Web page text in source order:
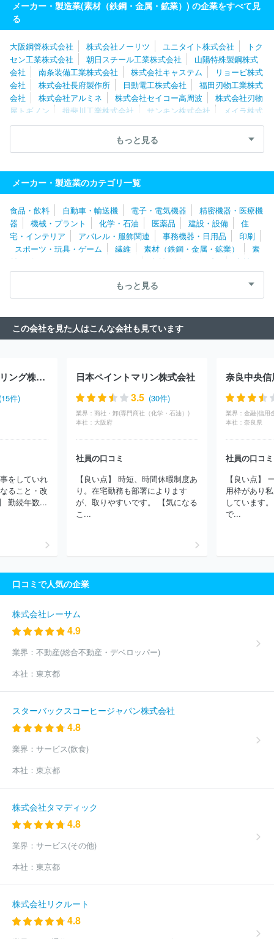
メーカー・製造業(素材（鉄鋼・金属・鉱業）) の企業をすべて見
る
大阪鋼管株式会社 株式会社ノーリツ ユニタイト株式会社
トク
セン工業株式会社
朝日スチール工業株式会社
山陽特殊製鋼株式
会社
南条装備工業株式会社 株式会社キャステム
リョービ株式
会社
株式会社長府製作所 日動電工株式会社
福田刃物工業株式
会社
株式会社アルミネ 株式会社セイコー高周波
株式会社刃物
屋トギノン
揖斐川工業株式会社 サンキン株式会社
メイラ株式
会社
株式会社東研サーモテック イソガイ株式会社
株式会社フ
近藤総業株式会社
株式会社アーレス
ティ
社
株式会社正英製作所 株式会社青山製作所
ツキオカフィルム
製薬株式会社
テック・ワーク株式会社
金属工業株式会社
株式会社ＰＩＬＬＡＲ リンナイ株式会社
兼
房株式会社
大洋製器工業株式会社 大同特殊鋼株式会社
株式会
社ロブテックス
小松ウオール工業株式会社 株式会社パロマ
愛
知製鋼株式会社
メークス株式会社 日本原燃株式会社
株式会社
日本冶金工業株式会社
ＥＸ
不二サッシ株式会社 株式会社ＵＡＣＪ
富士電工株式会
社
日栄インテック株式会社 三和シヤッター工業株式会社
ラサイエンス株式会社
大日製罐株式会社
日本高周波鋼業株式会
社
コスモ工機株式会社 文化シヤッター株式会社
三菱製鋼株式
会社
ＮＯＫ株式会社 三菱電線工業株式会社
古河電気工業株式
会社
株式会社ＳＵＭＣＯ
王子製鉄株式会社
三菱マテリアル株式会社
原子燃料工業株式会
東邦チタニウム株式会社
株式会社コロナ
株式会社フジクラ
ほか(3821件)
もっと見る
メーカー・製造業のカテゴリ一覧
食品・飲料 自動車・輸送機 電子・電気機器
精密機器・医療機
器
機械・プラント 化学・石油 医薬品 建設・設備
住
宅・インテリア
アパレル・服飾関連 事務機器・日用品
印刷
スポーツ・玩具・ゲーム
繊維 素材（鉄鋼・金属・鉱業）
素
材（ゴム・ガラス・セラミックス）
素材（紙・パルプ）
素材
（その他）
農林・水産 たばこ・飼料 その他
もっと見る
この会社を見た人はこんな会社も見ています
コスモエンジニアリング株式会社
件)
をしていれ
ること・改
勤続年数...
日本ペイントマリン株式会社
3.5 (30件)
業界： 商社・卸(専門商社（化学・石油）)
本社： 大阪府
社員の口コミ
【良い点】 時短、時間休暇制度あ
り。在宅勤務も部署によります
が、取りやすいです。 【気になる
こ...
奈良中央
業界： 金融(信用
本社： 奈良県
社員の口コミ
【良い点】
用枠があり
しています
で...
口コミで人気の企業
株式会社レーサム
4.9
業界： 不動産(総合不動産・デベロッパー)
本社： 東京都
スターバックスコーヒージャパン株式会社
4.8
業界： サービス(飲食)
本社： 東京都
株式会社タマディック
4.8
業界： サービス(その他)
本社： 東京都
株式会社リクルート
4.8